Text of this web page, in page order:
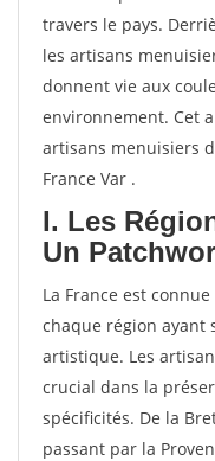
travers le pays.
les artisans
donnent vie aux
environnement. Cet
artisans menuisiers
France Var .
I. Les
Un
La France est
chaque région
artistique. Les
crucial dans la
spécificités. De la
passant par la